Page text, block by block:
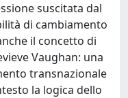
suscitata dal
di cambiamento
il concetto di
Vaughan: una
transnazionale
la logica dello